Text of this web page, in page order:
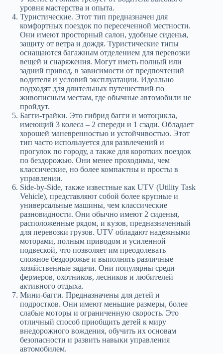
уровня мастерства и опыта.
Туристические. Этот тип предназначен для
комфортных поездок по пересеченной местности.
Они имеют просторный салон, удобные сиденья,
защиту от ветра и дождя. Туристические типы
оснащаются багажным отделением для перевозки
вещей и снаряжения. Могут иметь полный или
задний привод, в зависимости от предпочтений
водителя и условий эксплуатации. Идеально
подходят для длительных путешествий по
живописным местам, где обычные автомобили не
пройдут.
Багги-трайки. Это гибрид багги и мотоцикла,
имеющий 3 колеса – 2 спереди и 1 сзади. Обладает
хорошей маневренностью и устойчивостью. Этот
тип часто используется для развлечений и
прогулок по городу, а также для коротких поездок
по бездорожью. Они менее проходимы, чем
классические, но более компактны и просты в
управлении.
Side-by-Side, также известные как UTV (Utility Task
Vehicle), представляют собой более крупные и
универсальные машины, чем классические
разновидности. Они обычно имеют 2 сиденья,
расположенные рядом, и кузов, предназначенный
для перевозки грузов. UTV обладают надежными
моторами, полным приводом и усиленной
подвеской, что позволяет им преодолевать
сложное бездорожье и выполнять различные
хозяйственные задачи. Они популярны среди
фермеров, охотников, лесников и любителей
активного отдыха.
Мини-багги. Предназначены для детей и
подростков. Они имеют меньшие размеры, более
слабые моторы и ограниченную скорость. Это
отличный способ приобщить детей к миру
внедорожного вождения, обучить их основам
безопасности и развить навыки управления
автомобилем.